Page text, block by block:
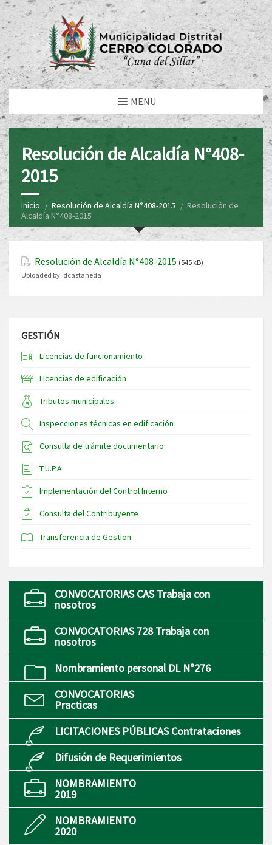
MENU
Resolución de Alcaldía N°408-
2015
Inicio Resolución de Alcaldía N°408-2015
Resolución de
Alcaldía N°408-2015
Resolución de Alcaldía N°408-2015 (545 kB)
Uploaded by: dcastaneda
GESTIÓN
Licencias de funcionamiento
Licencias de edificación
Tributos municipales
Inspecciones técnicas en edificación
Consulta de trámite documentario
T.U.P.A.
Implementación del Control Interno
Consulta del Contribuyente
Transferencia de Gestion
CONVOCATORIAS CAS Trabaja con
nosotros
CONVOCATORIAS 728 Trabaja con
nosotros
Nombramiento personal DL N°276
CONVOCATORIAS
Practicas
LICITACIONES PÚBLICAS Contrataciones
Difusión de Requerimientos
NOMBRAMIENTO
2019
NOMBRAMIENTO
2020